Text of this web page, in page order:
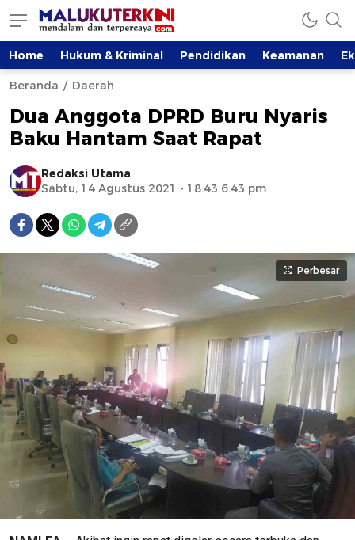
Home Hukum & Kriminal Pendidikan Keamanan
Beranda Daerah
Dua Anggota DPRD Buru Nyaris
Baku Hantam Saat Rapat
Redaksi Utama
Sabtu, 14 Agustus 2021 - 18:43 6:43 pm
Perbesar